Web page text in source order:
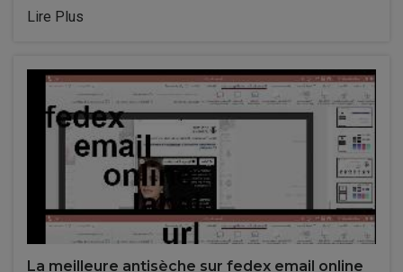
Lire Plus
La meilleure antisèche sur fedex email online